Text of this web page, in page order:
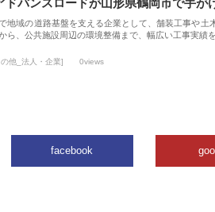
ドバンスロードが山形県鶴岡市で手が
地域の道路基盤を支える企業として、舗装工事や
ら、公共施設周辺の環境整備まで、幅広い工事実績
他_法人・企業] 0views
facebook